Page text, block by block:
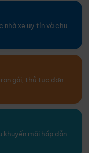
nhà xe uy tín và chu
gói, thủ tục đơn
khuyến mãi hấp dẫn